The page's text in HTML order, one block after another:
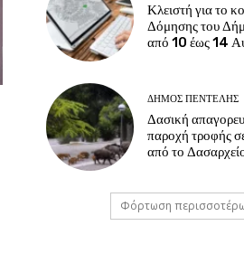
Κλειστή για το
Δόμησης του
από 10 έως 14
ΔΉΜΟΣ ΠΕΝΤΈΛΗΣ
Δασική
παροχή τροφής
από το
Φόρτωση